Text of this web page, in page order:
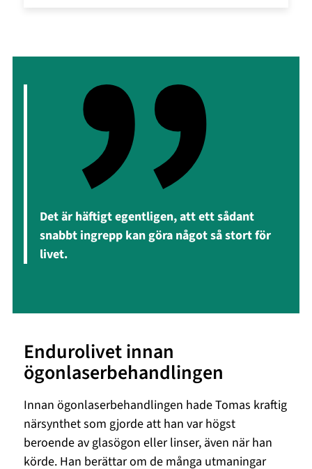
Det är häftigt egentligen, att ett sådant
snabbt ingrepp kan göra något så stort för
livet.
Endurolivet innan
ögonlaserbehandlingen
Innan ögonlaserbehandlingen hade Tomas kraftig
närsynthet som gjorde att han var högst
beroende av glasögon eller linser, även när han
körde. Han berättar om de många utmaningar